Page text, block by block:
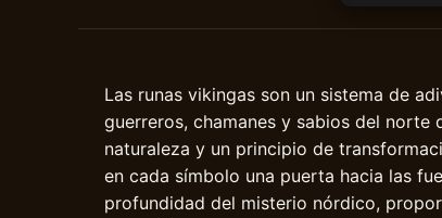
Las runas vikingas son un sistema de
guerreros, chamanes y sabios del norte
naturaleza y un principio de
en cada símbolo una puerta hacia las
profundidad del misterio nórdico,